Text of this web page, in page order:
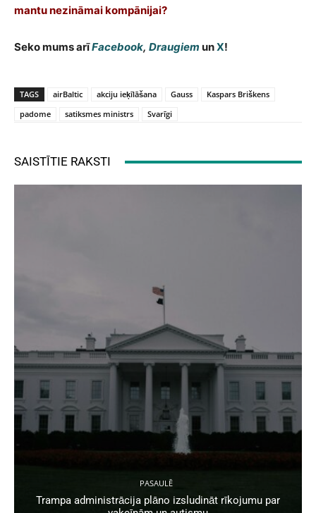
mantu nezināmai kompānijai?
Seko mums arīFacebook, Draugiem unX!
TAGS airBaltic akciju ieķīlāšana Gauss
Kaspars Briškens
padome
satiksmes ministrs Svarīgi
SAISTĪTIE RAKSTI
PASAULĒ
Trampa administrācija plāno izsludināt rīkojumu par